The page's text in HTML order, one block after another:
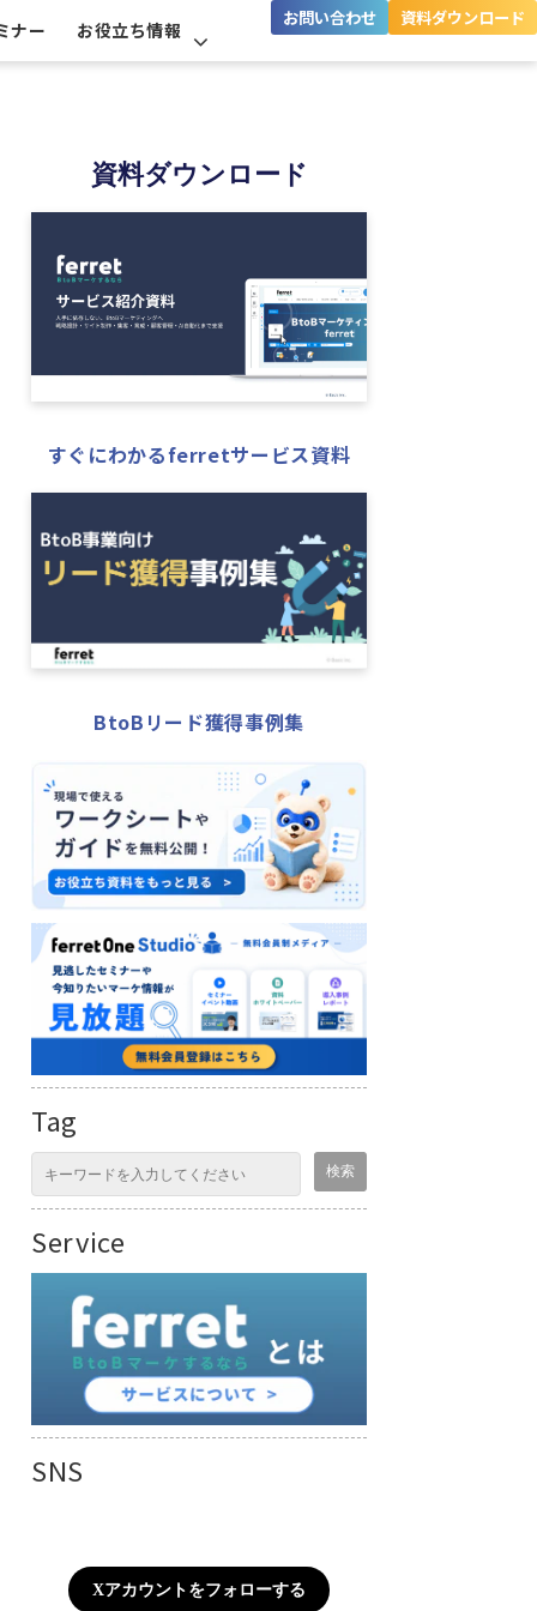
ナー お役立ち情報
お問い合わせ 資料ダウンロード
資料ダウンロード
すぐにわかるferretサービス資料
BtoBリード獲得事例集
Tag
Service
SNS
Xアカウントをフォローする